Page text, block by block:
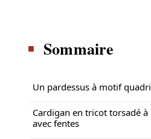
Sommaire
Un pardessus à motif
Cardigan en tricot torsadé
avec fentes